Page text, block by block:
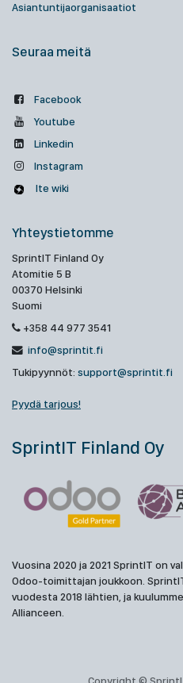
Asiantuntijaorganisaatiot
Seuraa meitä
Facebook
Youtube
Linkedin
Instagram
Ite wiki
Yhteystietomme
SprintIT Finland Oy
Atomitie 5 B
00370 Helsinki
Suomi
+358 44 977 3541
info@sprintit.fi
Tukipyynnöt: support@sprintit.fi
Pyydä tarjous!
SprintIT Finland Oy
Vuosina 2020 ja 2021 SprintIT on
Odoo-toimittajan joukkoon.
vuodesta 2018 lähtien, ja
Allianceen.
Copyright ©